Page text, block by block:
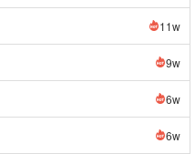
11w
9w
6w
6w